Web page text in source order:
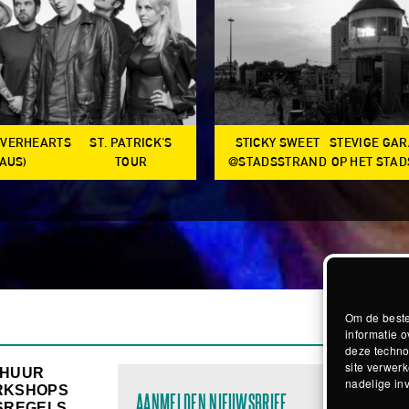
Om de
informatie
deze
site
nadelige
ST. PATRICK'S
TOUR
STICKY SWEET
@STADSSTRAND
STEVIGE
OP HET
AANMELDEN NIEUWSBRIEF